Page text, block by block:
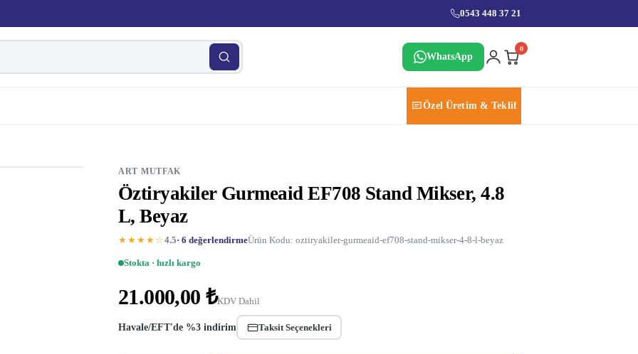
0543 448 37 21
WhatsApp
0
Özel Üretim & Teklif
ART MUTFAK
Öztiryakiler Gurmeaid EF708 Stand Mikser, 4.8
L, Beyaz
★★★★☆4.5· 6 değerlendirmeÜrün Kodu: oztiryakiler-gurmeaid-ef708-stand-mikser-4-8-l-beyaz
Stokta · hızlı kargo
21.000,00 ₺KDV Dahil
Havale/EFT'de %3 indirim Taksit Seçenekleri